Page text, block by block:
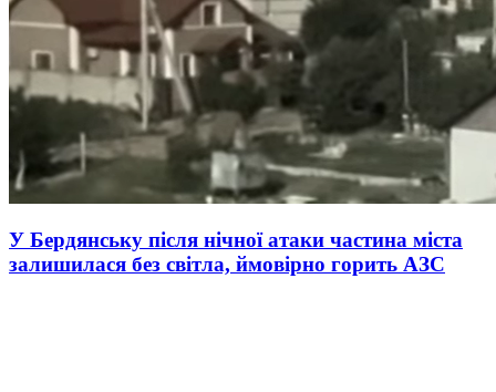
У Бердянську після нічної атаки частина міста
залишилася без світла, ймовірно горить АЗС